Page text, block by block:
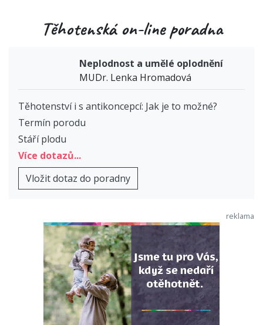
Těhotenská on-line poradna
Neplodnost a umělé oplodnění
MUDr. Lenka Hromadová
Těhotenství i s antikoncepcí: Jak je to možné?
Termín porodu
Stáří plodu
Více dotazů...
Vložit dotaz do poradny